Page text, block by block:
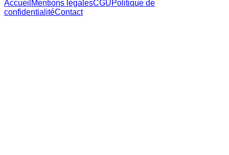
Accueil Mentions légalesCGUPolitique de
confidentialitéContact